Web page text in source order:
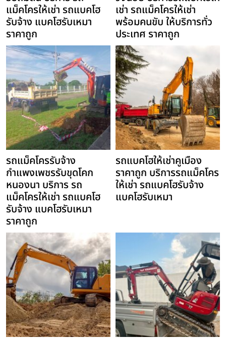
แม็คโครให้เช่า รถแบคโฮ
รับจ้าง แบคโฮรับเหมา
ราคาถูก
เช่า รถแม็คโครให้เช่า
พร้อมคนขับ ให้บริการทั่ว
ประเทศ ราคาถูก
รถแม็คโครรับจ้าง
กำแพงเพชรรับขุดโคก
หนองนา บริการ รถ
แม็คโครให้เช่า รถแบคโฮ
รับจ้าง แบคโฮรับเหมา
ราคาถูก
รถแบคโฮให้เช่าคูเมือง
ราคาถูก บริการรถแม็คโคร
ให้เช่า รถแบคโฮรับจ้าง
แบคโฮรับเหมา